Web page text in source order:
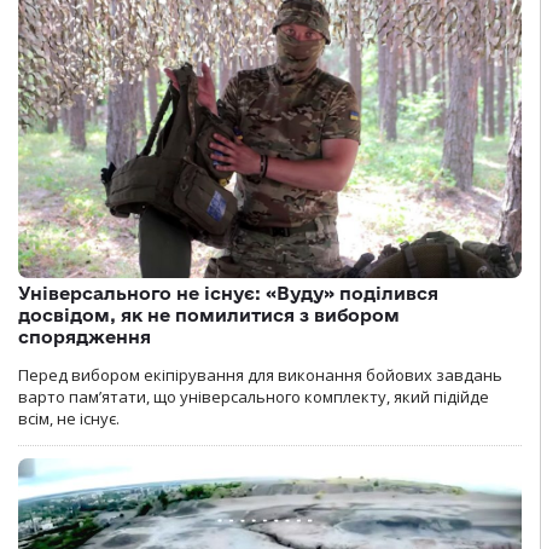
Універсального не існує: «Вуду» поділився
досвідом, як не помилитися з вибором
спорядження
Перед вибором екіпірування для виконання бойових завдань
варто пам’ятати, що універсального комплекту, який підійде
всім, не існує.